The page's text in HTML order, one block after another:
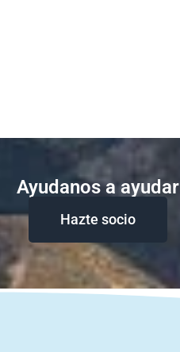
Ayudanos a ayudar
Hazte socio